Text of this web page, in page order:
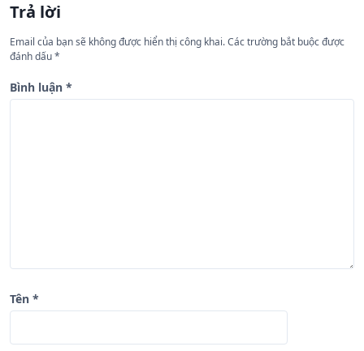
ớ
n
g
b
Trả lời
Email của bạn sẽ không được hiển thị công khai.Các trường bắt buộc được
đánh dấu*
Bình luận *
Tên *